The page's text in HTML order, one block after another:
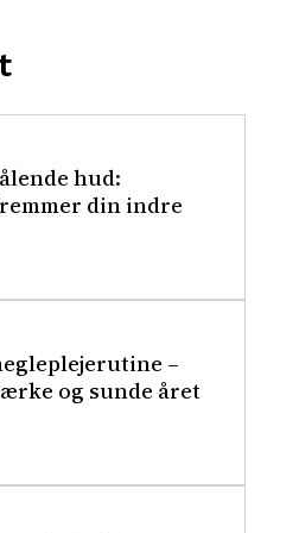
hud:
din indre
–
og sunde året